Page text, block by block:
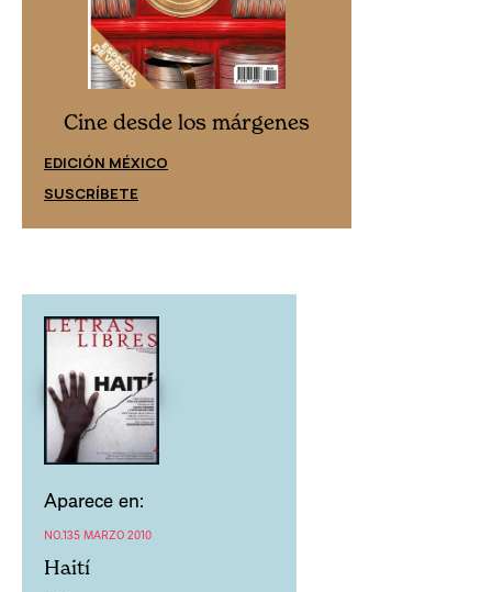
Cine desde los márgenes
EDICIÓN MÉXICO
SUSCRÍBETE
Aparece en:
NO.135 MARZO 2010
Haití